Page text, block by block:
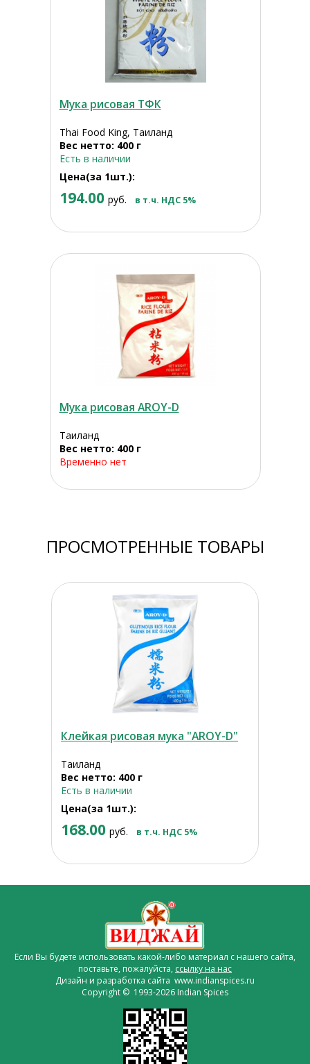
Мука рисовая ТФК
Thai Food King, Таиланд
Вес нетто: 400 г
Есть в наличии
Цена(за 1шт.):
194.00 руб. в т.ч. НДС 5%
Мука рисовая AROY-D
Таиланд
Вес нетто: 400 г
Временно нет
ПРОСМОТРЕННЫЕ ТОВАРЫ
Клейкая рисовая мука "AROY-D"
Таиланд
Вес нетто: 400 г
Есть в наличии
Цена(за 1шт.):
168.00 руб. в т.ч. НДС 5%
Если Вы будете использовать какой-либо материал с нашего сайта,
поставьте, пожалуйста, ссылку на нас
Дизайн и разработка сайта www.indianspices.ru
Copyright © 1993-2026 Indian Spices